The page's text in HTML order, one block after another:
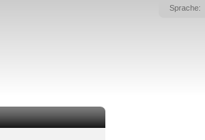
Sprache: